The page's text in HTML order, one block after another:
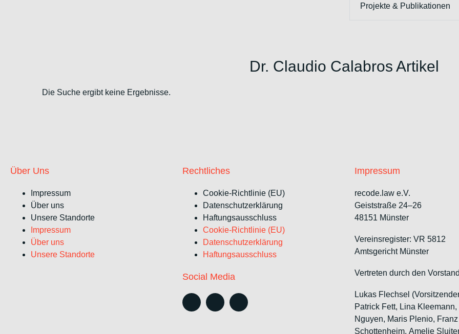
Projekte & Publikationen
Dr. Claudio Calabros Artikel
Die Suche ergibt keine Ergebnisse.
Über Uns
Impressum
Über uns
Unsere Standorte
Impressum
Über uns
Unsere Standorte
Rechtliches
Cookie-Richtlinie (EU)
Datenschutzerklärung
Haftungsausschluss
Cookie-Richtlinie (EU)
Datenschutzerklärung
Haftungsausschluss
Social Media
Impressum
recode.law e.V.
Geiststraße 24–26
48151 Münster
Vereinsregister: VR 5812
Amtsgericht Münster
Vertreten durch den
Lukas Flechsel
Patrick Fett, Lina Kleemann,
Nguyen, Maris Plenio, Franz
Schottenheim, Amelie